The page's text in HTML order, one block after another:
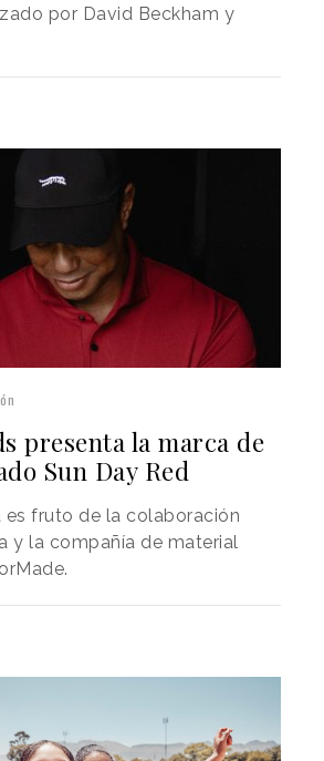
por David Beckham y
presenta la marca de
Sun Day Red
es fruto de la colaboración
y la compañía de material